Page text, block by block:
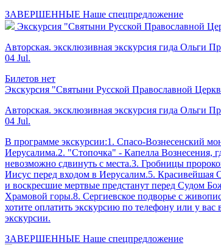
ЗАВЕРШЕННЫЕ Наше спецпредложение
Экскурсия "Святыни Русской Православной
Авторская. эксклюзивная экскурсия гида Ольги
04 Jul.
Билетов нет
Экскурсия "Святыни Русской Православной
Авторская. эксклюзивная экскурсия гида Ольги
04 Jul.
В программе экскурсии:1. Спасо-Вознесенский
Иерусалима.2. "Стопочка" - Капелла Вознесения,
невозможно сдвинуть с места.3. Гробницы
Иисус перед входом в Иерусалим.5. Красивейшая
и воскресшие мертвые предстанут перед Судом
Храмовой горы.8. Сергиевское подворье с
хотите оплатить экскурсию по телефону или у
экскурсии.
ЗАВЕРШЕННЫЕ Наше спецпредложение